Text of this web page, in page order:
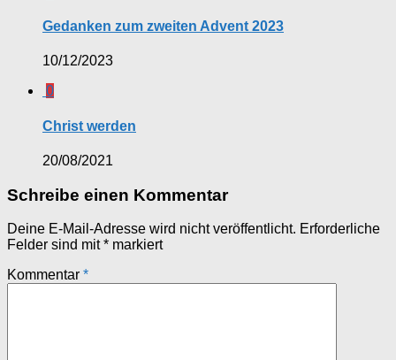
Gedanken zum zweiten Advent 2023
10/12/2023
0
Christ werden
20/08/2021
Schreibe einen Kommentar
Deine E-Mail-Adresse wird nicht veröffentlicht. Erforderliche
Felder sind mit* markiert
Kommentar *